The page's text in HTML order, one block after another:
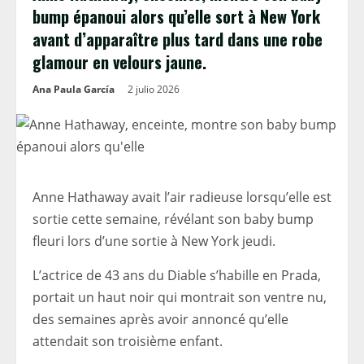
bump épanoui alors qu’elle sort à New York
avant d’apparaître plus tard dans une robe
glamour en velours jaune.
Ana Paula García 2 julio 2026
Anne Hathaway avait l’air radieuse lorsqu’elle est
sortie cette semaine, révélant son baby bump
fleuri lors d’une sortie à New York jeudi.
L’actrice de 43 ans du Diable s’habille en Prada,
portait un haut noir qui montrait son ventre nu,
des semaines après avoir annoncé qu’elle
attendait son troisième enfant.